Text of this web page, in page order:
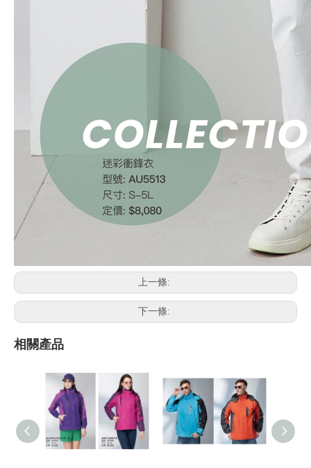
上一條:
下一條:
相關產品